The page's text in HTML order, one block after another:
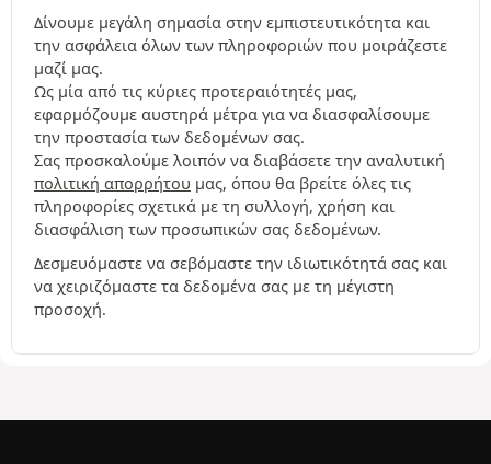
Δίνουμε μεγάλη σημασία στην εμπιστευτικότητα και
την ασφάλεια όλων των πληροφοριών που μοιράζεστε
μαζί μας.
Ως μία από τις κύριες προτεραιότητές μας,
εφαρμόζουμε αυστηρά μέτρα για να διασφαλίσουμε
την προστασία των δεδομένων σας.
Σας προσκαλούμε λοιπόν να διαβάσετε την αναλυτική
πολιτική απορρήτου μας, όπου θα βρείτε όλες τις
πληροφορίες σχετικά με τη συλλογή, χρήση και
διασφάλιση των προσωπικών σας δεδομένων.
Δεσμευόμαστε να σεβόμαστε την ιδιωτικότητά σας και
να χειριζόμαστε τα δεδομένα σας με τη μέγιστη
προσοχή.